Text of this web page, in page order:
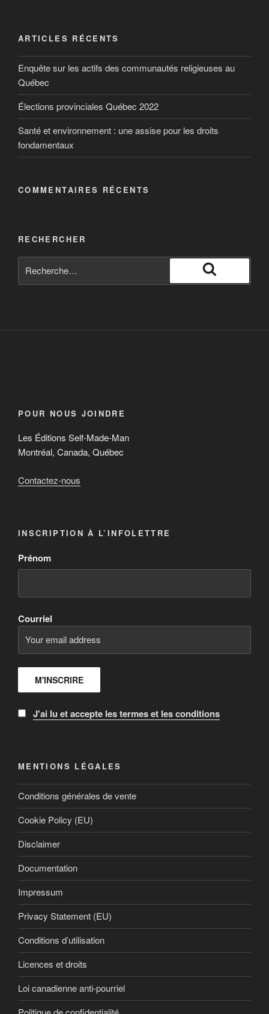
ARTICLES RÉCENTS
Enquête sur les actifs des communautés religieuses au
Québec
Élections provinciales Québec 2022
Santé et environnement : une assise pour les droits
fondamentaux
COMMENTAIRES RÉCENTS
RECHERCHER
POUR NOUS JOINDRE
Les Éditions Self-Made-Man
Montréal, Canada, Québec
Contactez-nous
INSCRIPTION À L’INFOLETTRE
Prénom
Courriel
J'ai lu et accepte les termes et les conditions
MENTIONS LÉGALES
Conditions générales de vente
Cookie Policy (EU)
Disclaimer
Documentation
Impressum
Privacy Statement (EU)
Conditions d’utilisation
Licences et droits
Loi canadienne anti-pourriel